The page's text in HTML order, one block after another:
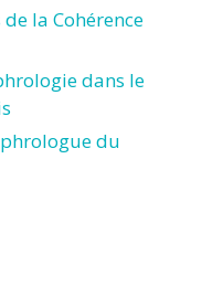
la Cohérence
dans le
du